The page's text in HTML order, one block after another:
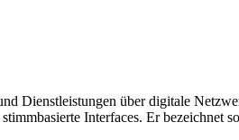
Dienstleistungen über digitale
Interfaces. Er bezeichnet